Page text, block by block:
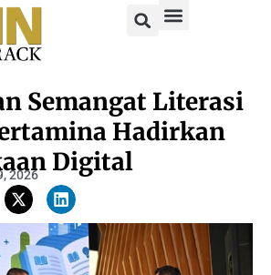
Semangat Literasi
Hadirkan
Digital
2026